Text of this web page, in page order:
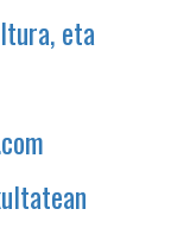
eta